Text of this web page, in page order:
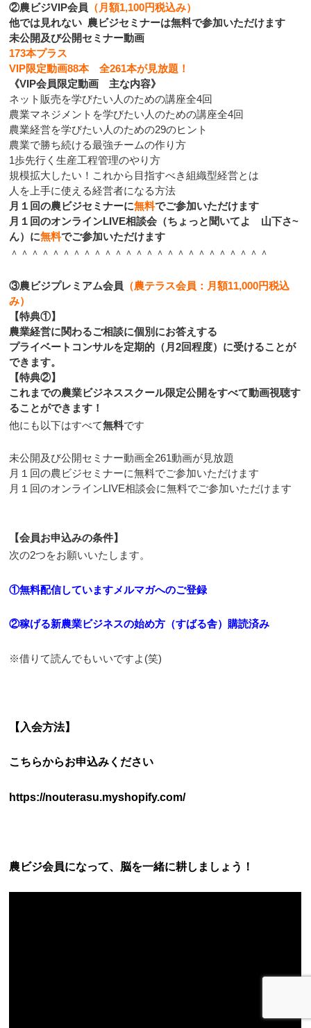
②農ビジVIP会員 （月額1,100円税込み）
他では見れない 農ビジセミナーは無料で参加いただけます
未公開及び公開セミナー動画
173本プラス
VIP限定動画88本 全261本が見放題！
《VIP会員限定動画 主な内容》
ネット販売を学びたい人のための講座全4回
農業マネジメントを学びたい人のための講座全4回
農業経営を学びたい人のための29のヒント
農業で勝ち続ける最強チームの作り方
1歩先行く生産工程管理のやり方
規模拡大したい！これから目指すべき組織型経営とは
人を上手に使える経営者になる方法
月１回の農ビジセミナーに無料でご参加いただけます
月１回のオンラインLIVE相談会（ちょっと聞いてよ 山下さ~
ん）に無料でご参加いただけます
＾＾＾＾＾＾＾＾＾＾＾＾＾＾＾＾＾＾＾＾＾＾＾＾＾
③農ビジプレミアム会員 （農テラス会員：月額11,000円税込
み）
【特典①】
農業経営に関わるご相談に個別にお答えする
プライベートコンサルを定期的（月2回程度）に受けることが
できます。
【特典②】
これまでの農業ビジネススクール限定公開をすべて動画視聴す
ることができます！
他にも以下はすべて無料です
未公開及び公開セミナー動画全261動画が見放題
月１回の農ビジセミナーに無料でご参加いただけます
月１回のオンラインLIVE相談会に無料でご参加いただけます
【会員お申込みの条件】
次の2つをお願いいたします。
①無料配信していますメルマガへのご登録
②稼げる新農業ビジネスの始め方（すばる舎）購読済み
※借りて読んでもいいですよ(笑)
【入会方法】
こちらからお申込みください
https://nouterasu.myshopify.com/
農ビジ会員になって、脳を一緒に耕しましょう！